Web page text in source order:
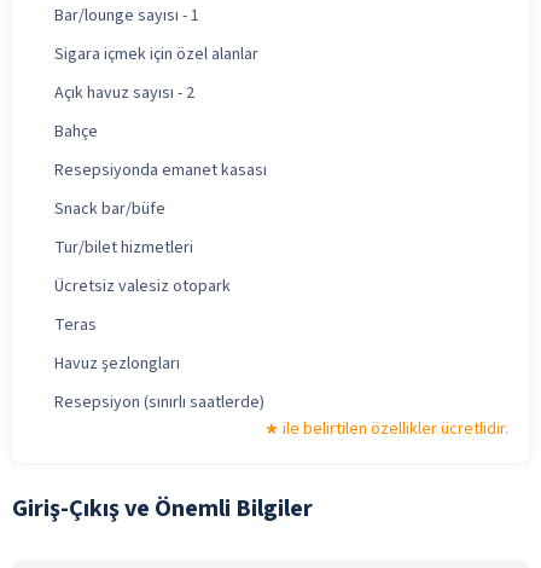
Bar/lounge sayısı - 1
Sigara içmek için özel alanlar
Açık havuz sayısı - 2
Bahçe
Resepsiyonda emanet kasası
Snack bar/büfe
Tur/bilet hizmetleri
Ücretsiz valesiz otopark
Teras
Havuz şezlongları
Resepsiyon (sınırlı saatlerde)
ile belirtilen özellikler ücretlidir.
Giriş-Çıkış ve Önemli Bilgiler